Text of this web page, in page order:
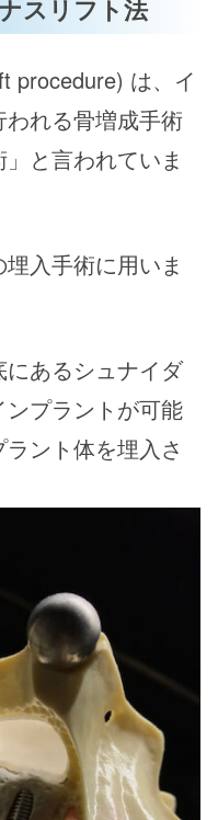
スリフト法
procedure) は、イ
れる骨増成手術
と言われていま
入手術に用いま
あるシュナイダ
プラントが可能
ント体を埋入さ